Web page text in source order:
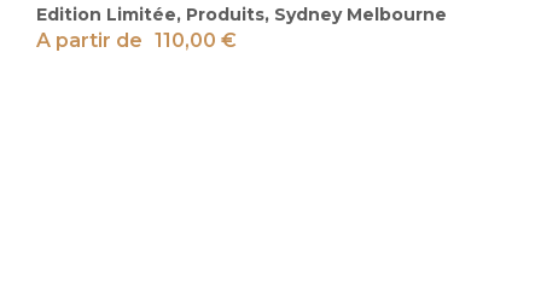
Edition Limitée, Produits, Sydney Melbourne
A partir de 110,00 €